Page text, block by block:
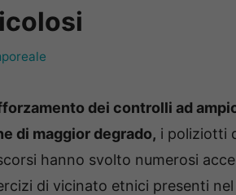
dei controlli ad
di maggior degrado, i poliziotti
hanno svolto numerosi
di vicinato etnici presenti nel